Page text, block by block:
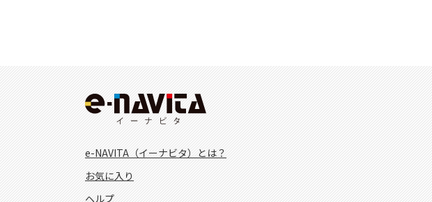
e-NAVITA（イーナビタ）とは？
お気に入り
ヘルプ